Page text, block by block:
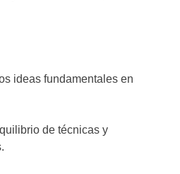
ideas fundamentales en
de técnicas y